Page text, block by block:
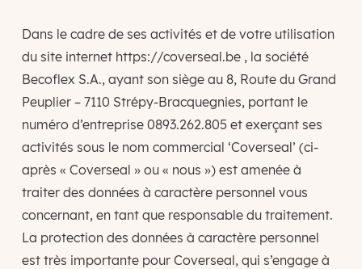
Dans le cadre de ses activités et de votre utilisation
du site internet https://coverseal.be , la société
Becoflex S.A., ayant son siège au 8, Route du Grand
Peuplier – 7110 Strépy-Bracquegnies, portant le
numéro d’entreprise 0893.262.805 et exerçant ses
activités sous le nom commercial ‘Coverseal’ (ci-
après « Coverseal » ou « nous ») est amenée à
traiter des données à caractère personnel vous
concernant, en tant que responsable du traitement.
La protection des données à caractère personnel
est très importante pour Coverseal, qui s’engage à